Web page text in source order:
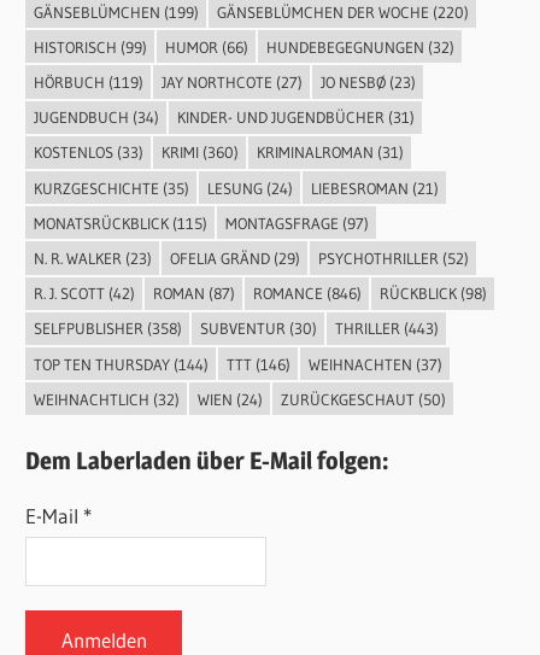
GÄNSEBLÜMCHEN (199) GÄNSEBLÜMCHEN DER WOCHE (220)
HISTORISCH (99) HUMOR (66) HUNDEBEGEGNUNGEN (32)
HÖRBUCH (119) JAY NORTHCOTE (27) JO NESBØ(23)
JUGENDBUCH (34) KINDER- UND JUGENDBÜCHER (31)
KOSTENLOS(33) KRIMI(360) KRIMINALROMAN (31)
KURZGESCHICHTE (35) LESUNG(24) LIEBESROMAN (21)
MONATSRÜCKBLICK(115) MONTAGSFRAGE (97)
N. R. WALKER (23) OFELIA GRÄND(29) PSYCHOTHRILLER (52)
R. J. SCOTT(42) ROMAN (87) ROMANCE (846) RÜCKBLICK(98)
SELFPUBLISHER(358) SUBVENTUR(30) THRILLER(443)
TOP TEN THURSDAY(144) TTT(146) WEIHNACHTEN (37)
WEIHNACHTLICH (32) WIEN (24) ZURÜCKGESCHAUT(50)
Dem Laberladen über E-Mail folgen:
E-Mail *